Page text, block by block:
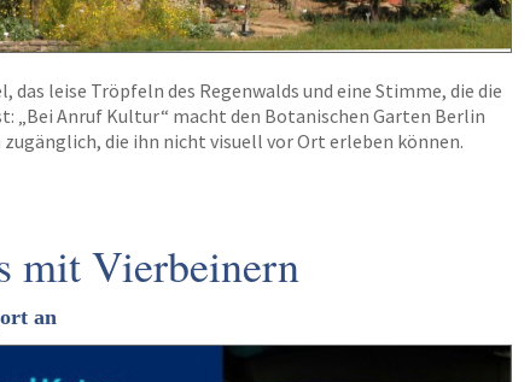
das leise Tröpfeln des Regenwalds und eine Stimme, die die
„Bei Anruf Kultur“ macht den Botanischen Garten Berlin
die ihn nicht visuell vor Ort erleben können.
mit Vierbeinern
an